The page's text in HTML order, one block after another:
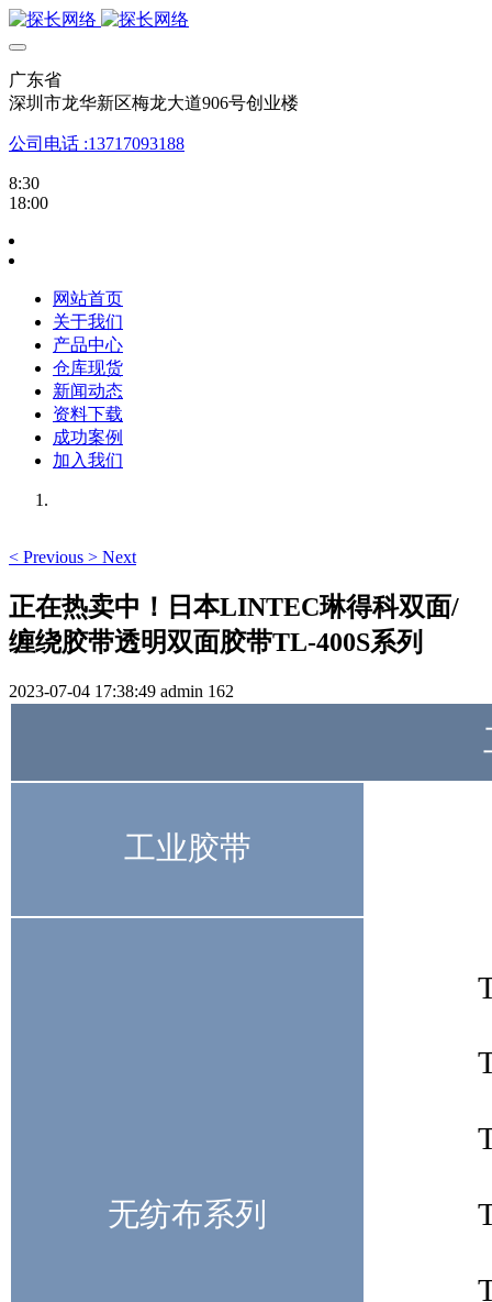
广东省
深圳市龙华新区梅龙大道906号创业楼
公司电话 :13717093188
8:30
18:00
网站首页
关于我们
产品中心
仓库现货
新闻动态
资料下载
成功案例
加入我们
< Previous > Next
正在热卖中！日本LINTEC琳得科双面/
缠绕胶带透明双面胶带TL-400S系列
2023-07-04 17:38:49 admin 162
工业胶带
无纺布系列